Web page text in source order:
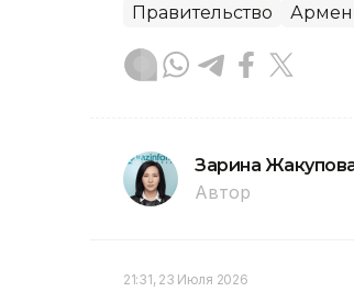
Правительство
Зарина
Автор
21:31, 23 Июля 2026